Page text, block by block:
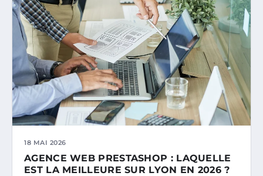
18 MAI 2026
AGENCE WEB PRESTASHOP : LAQUELLE
EST LA MEILLEURE SUR LYON EN 2026 ?